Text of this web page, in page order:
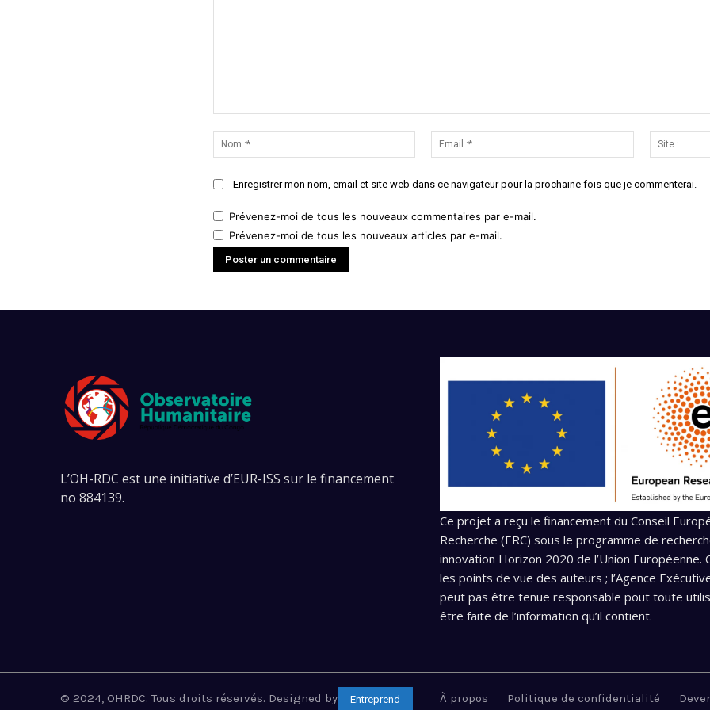
:*
Email
:*
Enregistrer mon nom, email et site web dans ce navigateur pour la prochaine fois que je commenterai.
Prévenez-moi de tous les nouveaux commentaires par e-mail.
Prévenez-moi de tous les nouveaux articles par e-mail.
L’OH-RDC est une initiative d’EUR-ISS sur le financement
no 884139.
Ce projet a reçu le financement du Conseil
Recherche (ERC) sous le programme de
innovation Horizon 2020 de l’Union Européenne.
les points de vue des auteurs ; l’Agence Exécutive
peut pas être tenue responsable pout toute
être faite de l’information qu’il contient.
© 2024, OHRDC. Tous droits réservés. Designed by Entreprend À propos Politique de confidentialité